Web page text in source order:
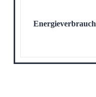
Energieverbrauch